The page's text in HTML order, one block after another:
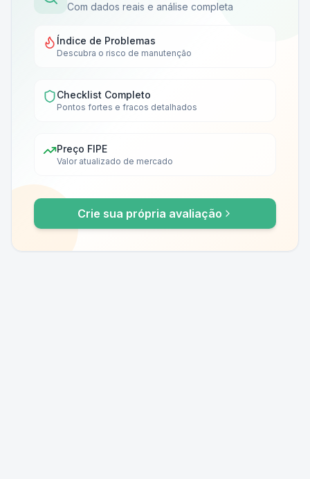
Com dados reais e análise completa
Índice de Problemas
Descubra o risco de manutenção
Checklist Completo
Pontos fortes e fracos detalhados
Preço FIPE
Valor atualizado de mercado
Crie sua própria avaliação